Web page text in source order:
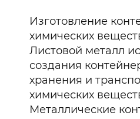
Изготовление
химических
Листовой металл
создания
хранения и
химических
Металлические